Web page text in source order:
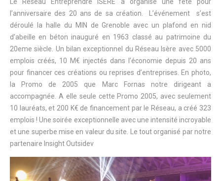
l’anniversaire des 20 ans de sa création. L’événement s’est
déroulé la halle du MIN de Grenoble avec un plafond en nid
d’abeille en béton inauguré en 1963 classé au patrimoine du
20eme siècle. Un bilan exceptionnel du Réseau Isère avec 5000
emplois créés, 10 M€ injectés dans l’économie depuis 20 ans
pour financer ces créations ou reprises d’entreprises. En photo,
la Promo de 2005 que Marc Fornas notre dirigeant a
accompagnée. A elle seule cette Promo 2005, avec seulement
10 lauréats, et 200 K€ de financement par le Réseau, a créé 323
emplois ! Une soirée exceptionnelle avec une intensité incroyable
et une superbe mise en valeur du site. Le tout organisé par notre
partenaire Insight Outsidev